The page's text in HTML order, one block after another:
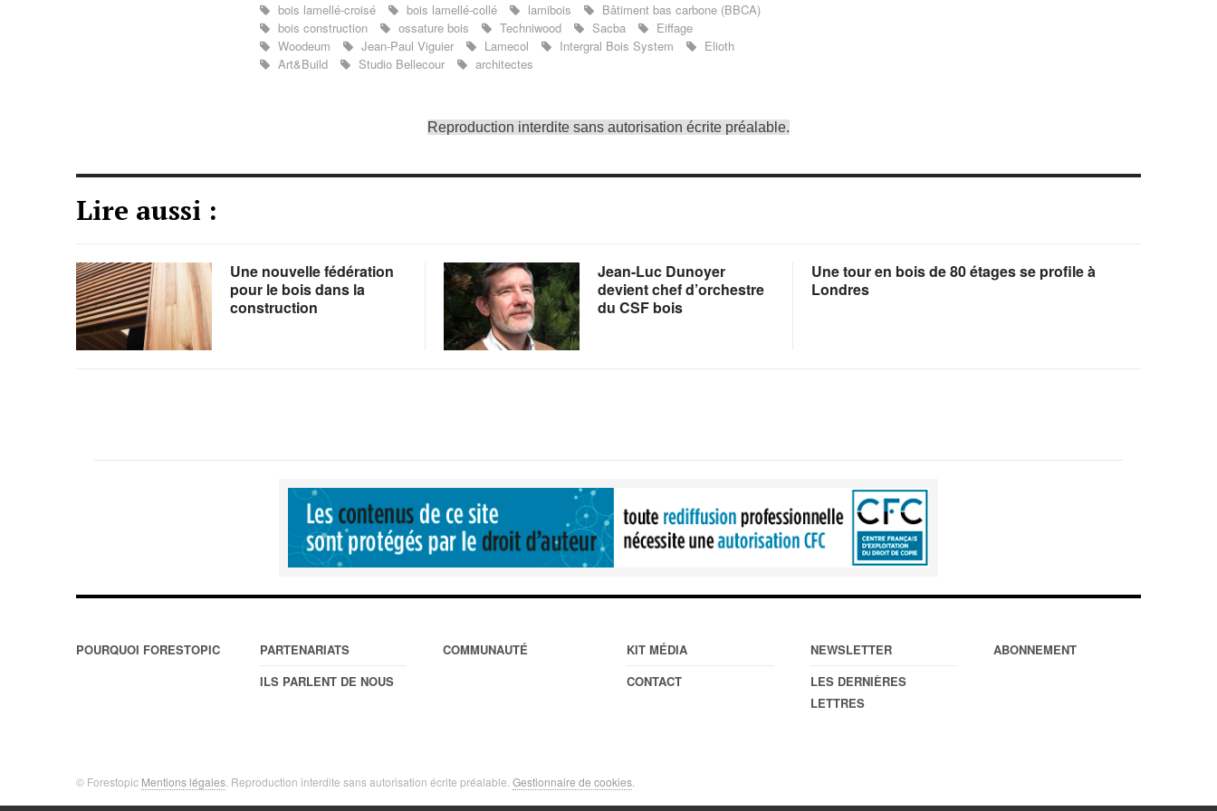
bois lamellé-croisé bois lamellé-collé lamibois
Bâtiment bas carbone (BBCA)
bois construction
ossature bois Techniwood Sacba
Eiffage
Woodeum
Jean-Paul Viguier Lamecol Intergral Bois System
Elioth
Art&Build
Studio Bellecour architectes
Reproduction interdite sans autorisation écrite préalable.
Lire aussi :
Une nouvelle fédération
pour le bois dans la
construction
Jean-Luc Dunoyer
devient chef d’orchestre
du CSF bois
Une tour en bois de 80 étages se profile à
Londres
POURQUOI FORESTOPIC
PARTENARIATS
ILS PARLENT DE NOUS
COMMUNAUTÉ
KIT MÉDIA
CONTACT
NEWSLETTER
LES DERNIÈRES
LETTRES
ABONNEMENT
© Forestopic Mentions légales . Reproduction interdite sans autorisation écrite préalable. Gestionnaire de cookies